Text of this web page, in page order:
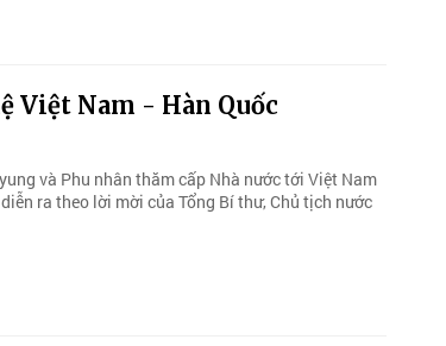
Việt Nam - Hàn Quốc
và Phu nhân thăm cấp Nhà nước tới Việt Nam
ra theo lời mời của Tổng Bí thư, Chủ tịch nước